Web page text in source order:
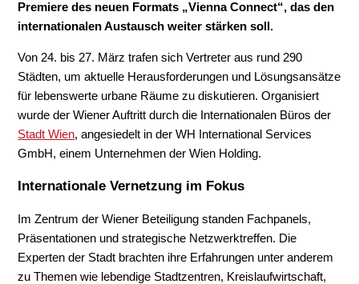
Premiere des neuen Formats „Vienna Connect“, das den
internationalen Austausch weiter stärken soll.
Von 24. bis 27. März trafen sich Vertreter aus rund 290
Städten, um aktuelle Herausforderungen und Lösungsansätze
für lebenswerte urbane Räume zu diskutieren. Organisiert
wurde der Wiener Auftritt durch die Internationalen Büros der
Stadt Wien, angesiedelt in der WH International Services
GmbH, einem Unternehmen der Wien Holding.
Internationale Vernetzung im Fokus
Im Zentrum der Wiener Beteiligung standen Fachpanels,
Präsentationen und strategische Netzwerktreffen. Die
Experten der Stadt brachten ihre Erfahrungen unter anderem
zu Themen wie lebendige Stadtzentren, Kreislaufwirtschaft,